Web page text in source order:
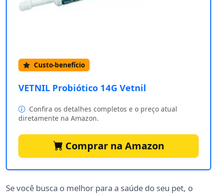
Custo-benefício
VETNIL Probiótico 14G Vetnil
Confira os detalhes completos e o preço atual
diretamente na Amazon.
Comprar na Amazon
Se você busca o melhor para a saúde do seu pet, o